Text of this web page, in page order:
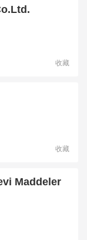
收藏
收藏
Maddeler